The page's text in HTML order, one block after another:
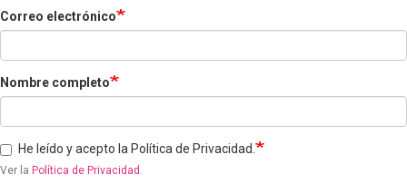
Correo electrónico
Nombre completo
He leído y acepto la Política de Privacidad.
Ver la Política de Privacidad .